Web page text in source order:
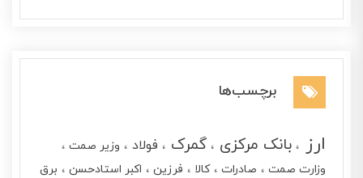
برچسب‌ها
ارز بانک مرکزی گمرک فولاد
وزیر صمت
وزارت صمت صادرات کالا فرزین اکبر استادحسن برق